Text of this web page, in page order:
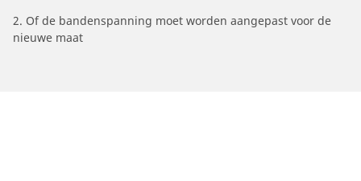
2. Of de bandenspanning moet worden aangepast voor de
nieuwe maat